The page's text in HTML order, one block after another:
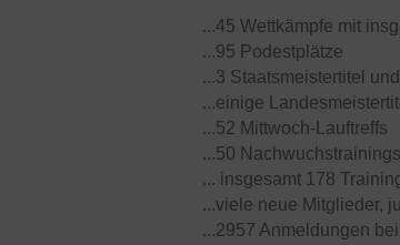
...45 Wettkämpfe mit
...95 Podestplätze
...3 Staatsmeistertitel
...einige
...52 Mittwoch-Lauftreffs
...50 Nachwuchstrainings
... insgesamt 178
...viele neue Mitglieder,
...2957 Anmeldungen